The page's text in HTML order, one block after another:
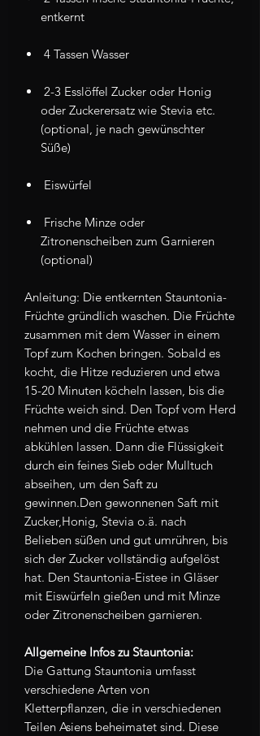
entkernt
4 Tassen Wasser
2-3 Esslöffel Zucker oder Honig
oder Zuckerersatz wie Stevia etc.
(optional, je nach gewünschter
Süße)
Eiswürfel
Frische Minze oder
Zitronenscheiben zum Garnieren
(optional)
Anleitung: Die entkernten Stauntonia-
Früchte gründlich waschen. Die Früchte
zusammen mit dem Wasser in einem
Topf zum Kochen bringen. Sobald es
kocht, die Hitze reduzieren und etwa
15-20 Minuten köcheln lassen, bis die
Früchte weich sind. Den Topf vom Herd
nehmen und die Früchte etwas
abkühlen lassen. Dann die Flüssigkeit
durch ein feines Sieb oder Mulltuch
abseihen, um den Saft zu
gewinnen.Den gewonnenen Saft mit
Zucker,Honig, Stevia o.ä. nach
Belieben süßen und gut umrühren, bis
sich der Zucker vollständig aufgelöst
hat. Den Stauntonia-Eistee in Gläser
mit Eiswürfeln gießen und mit Minze
oder Zitronenscheiben garnieren.
Allgemeine Infos zu Stauntonia:
Die Gattung Stauntonia umfasst
verschiedene Arten von
Kletterpflanzen, die in verschiedenen
Teilen Asiens beheimatet sind. Diese